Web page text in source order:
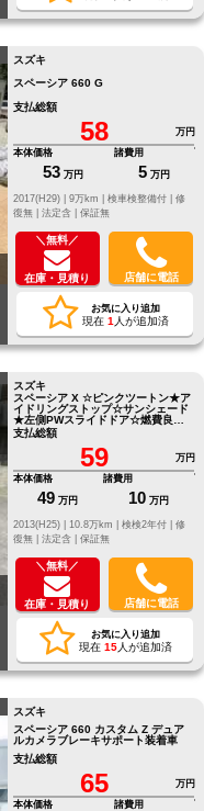
スズキ
スペーシア 660 G
支払総額
58
万円
本体価格
53 万円
諸費用
5 万円
修
復無 | 法定含 | 保証無
＼無料／
在庫・見積り 店舗に電話
お気に入り追加
現在 1 人が追加済
スズキ
スペーシア X ☆ピンクツートン★ア
イドリングストップ☆サンシェード
★左側PWスライドドア☆燃費良し
♪★
支払総額
59
万円
本体価格
49 万円
諸費用
10 万円
修
復無 | 法定含 | 保証無
＼無料／
在庫・見積り 店舗に電話
お気に入り追加
現在 15人が追加済
スズキ
スペーシア 660 カスタム Z デュア
ルカメラブレーキサポート装着車
支払総額
65
万円
本体価格
諸費用